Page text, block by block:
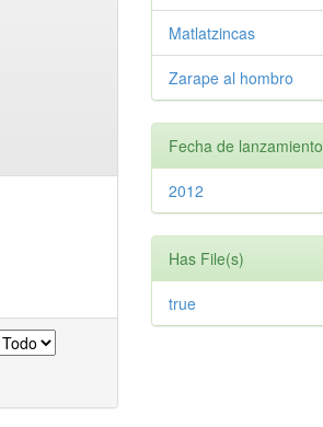
Matlatzincas
Zarape al hombro
Fecha de lanzamiento
2012
Has File(s)
true